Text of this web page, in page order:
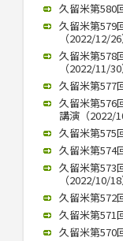
久留米第
久留米第579
（2022/12/26
久留米第578
（2022/11/30
久留米第577
久留米第576
講演（2022/
久留米第
久留米第574
久留米第573
（2022/10/18
久留米第572
久留米第571
久留米第570